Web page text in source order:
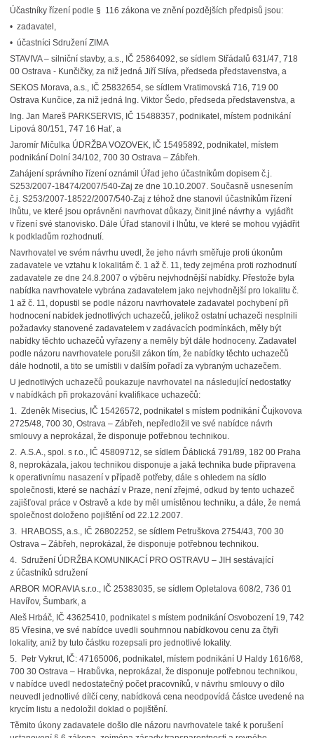
Účastníky řízení podle § 116 zákona ve znění pozdějších předpisů jsou:
• zadavatel,
• účastníci Sdružení ZIMA
STAVIVA – silniční stavby, a.s., IČ 25864092, se sídlem Střádalů 631/47, 718
00 Ostrava - Kunčičky, za niž jedná Jiří Slíva, předseda představenstva, a
SEKOS Morava, a.s., IČ 25832654, se sídlem Vratimovská 716, 719 00
Ostrava Kunčice, za niž jedná Ing. Viktor Šedo, předseda představenstva, a
Ing. Jan Mareš PARKSERVIS, IČ 15488357, podnikatel, místem podnikání
Lipová 80/151, 747 16 Hať, a
Jaromír Mičulka ÚDRŽBA VOZOVEK, IČ 15495892, podnikatel, místem
podnikání Dolní 34/102, 700 30 Ostrava – Zábřeh.
Zahájení správního řízení oznámil Úřad jeho účastníkům dopisem č.j.
S253/2007-18474/2007/540-Zaj ze dne 10.10.2007. Současně usnesením
č.j. S253/2007-18522/2007/540-Zaj z téhož dne stanovil účastníkům řízení
lhůtu, ve které jsou oprávněni navrhovat důkazy, činit jiné návrhy a vyjádřit
v řízení své stanovisko. Dále Úřad stanovil i lhůtu, ve které se mohou vyjádřit
k podkladům rozhodnutí.
Navrhovatel ve svém návrhu uvedl, že jeho návrh směřuje proti úkonům
zadavatele ve vztahu k lokalitám č. 1 až č. 11, tedy zejména proti rozhodnutí
zadavatele ze dne 24.8.2007 o výběru nejvhodnější nabídky. Přestože byla
nabídka navrhovatele vybrána zadavatelem jako nejvhodnější pro lokalitu č.
1 až č. 11, dopustil se podle názoru navrhovatele zadavatel pochybení při
hodnocení nabídek jednotlivých uchazečů, jelikož ostatní uchazeči nesplnili
požadavky stanovené zadavatelem v zadávacích podmínkách, měly být
nabídky těchto uchazečů vyřazeny a neměly být dále hodnoceny. Zadavatel
podle názoru navrhovatele porušil zákon tím, že nabídky těchto uchazečů
dále hodnotil, a tito se umístili v dalším pořadí za vybraným uchazečem.
U jednotlivých uchazečů poukazuje navrhovatel na následující nedostatky
v nabídkách při prokazování kvalifikace uchazečů:
1. Zdeněk Misecius, IČ 15426572, podnikatel s místem podnikání Čujkovova
2725/48, 700 30, Ostrava – Zábřeh, nepředložil ve své nabídce návrh
smlouvy a neprokázal, že disponuje potřebnou technikou.
2. A.S.A., spol. s r.o., IČ 45809712, se sídlem Ďáblická 791/89, 182 00 Praha
8, neprokázala, jakou technikou disponuje a jaká technika bude připravena
k operativnímu nasazení v případě potřeby, dále s ohledem na sídlo
společnosti, které se nachází v Praze, není zřejmé, odkud by tento uchazeč
zajišťoval práce v Ostravě a kde by měl umístěnou techniku, a dále, že nemá
společnost doloženo pojištění od 22.12.2007.
3. HRABOSS, a.s., IČ 26802252, se sídlem Petruškova 2754/43, 700 30
Ostrava – Zábřeh, neprokázal, že disponuje potřebnou technikou.
4. Sdružení ÚDRŽBA KOMUNIKACÍ PRO OSTRAVU – JIH sestávající
z účastníků sdružení
ARBOR MORAVIA s.r.o., IČ 25383035, se sídlem Opletalova 608/2, 736 01
Havířov, Šumbark, a
Aleš Hrbáč, IČ 43625410, podnikatel s místem podnikání Osvobození 19, 742
85 Vřesina, ve své nabídce uvedli souhrnnou nabídkovou cenu za čtyři
lokality, aniž by tuto částku rozepsali pro jednotlivé lokality.
5. Petr Vykrut, IČ: 47165006, podnikatel, místem podnikání U Haldy 1616/68,
700 30 Ostrava – Hrabůvka, neprokázal, že disponuje potřebnou technikou,
v nabídce uvedl nedostatečný počet pracovníků, v návrhu smlouvy o dílo
neuvedl jednotlivé dílčí ceny, nabídková cena neodpovídá částce uvedené na
krycím listu a nedoložil doklad o pojištění.
Těmito úkony zadavatele došlo dle názoru navrhovatele také k porušení